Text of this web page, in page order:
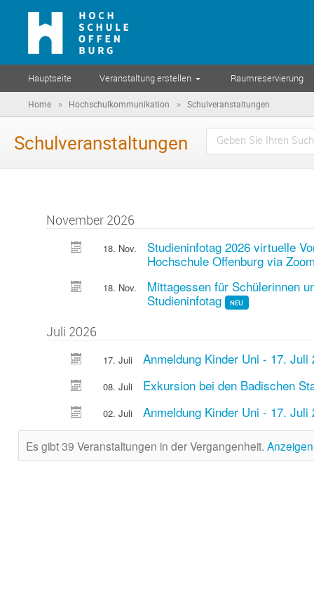
Hauptseite Veranstaltung erstellen Raumreservierung
Home » Hochschulkommunikation » Schulveranstaltungen
Schulveranstaltungen
November 2026
18. Nov.
Studieninfotag 2026 virtuelle
Hochschule Offenburg via
18. Nov.
Mittagessen für Schülerinnen
Studieninfotag
NEU
Juli 2026
17. Juli Anmeldung Kinder Uni - 17. Juli
08. Juli Exkursion bei den Badischen
02. Juli Anmeldung Kinder Uni - 17. Juli
Es gibt 39 Veranstaltungen in der Vergangenheit. Anzeigen